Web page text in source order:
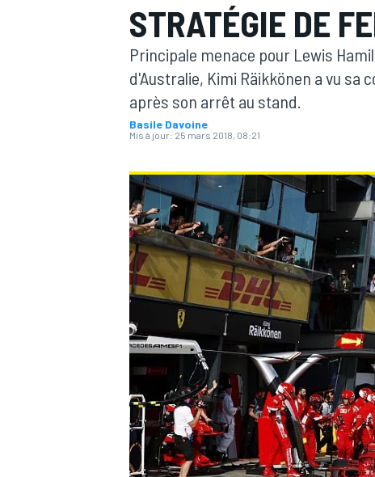
MOTOGP
WRC
STRATÉGIE DE
Principale menace pour Lewis
d'Australie, Kimi Räikkönen a vu
après son arrêt au stand.
Basile Davoine
Mis à jour: 25 mars 2018, 08:21